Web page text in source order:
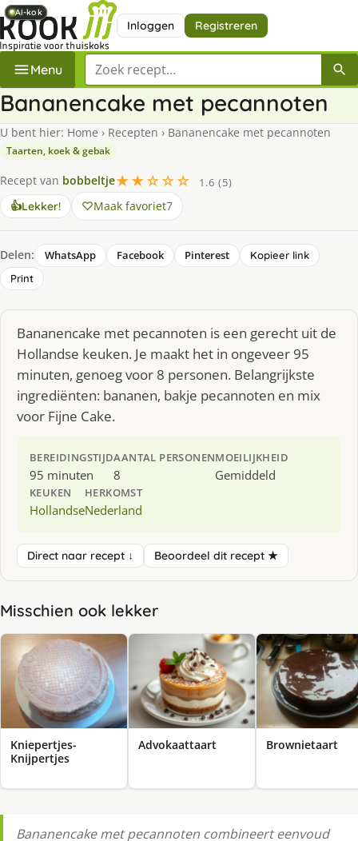
Inloggen Registreren
Menu Zoek een recept
Bananencake met pecannoten
U bent hier: Home › Recepten › Bananencake met pecannoten
Taarten, koek & gebak
Recept van bobbeltje★★☆☆☆
1.6 (5)
👍Lekker! Maak favoriet7
Delen: WhatsApp Facebook Pinterest
Kopieer link
Print
Bananencake met pecannoten is een gerecht uit de
Hollandse keuken. Je maakt het in ongeveer 95
minuten, genoeg voor 8 personen. Belangrijkste
ingrediënten: bananen, bakje pecannoten en mix
voor Fijne Cake.
BEREIDINGSTIJD
95 minuten
AANTAL PERSONEN
8
MOEILIJKHEID
Gemiddeld
KEUKEN
Hollandse
HERKOMST
Nederland
Direct naar recept ↓ Beoordeel dit recept ★
Misschien ook lekker
Kniepertjes-
Knijpertjes
AI-kok
Advokaattaart Brownietaart
AI-kok
AI-kok
AI-kok
Bananencake met pecannoten combineert eenvoud